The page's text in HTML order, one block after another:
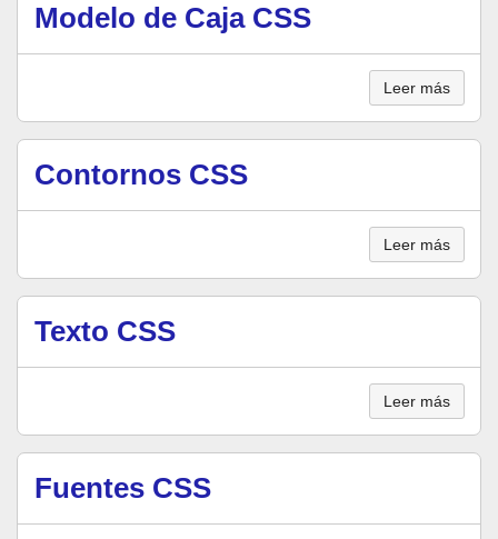
Modelo de Caja CSS
Leer más
Contornos CSS
Leer más
Texto CSS
Leer más
Fuentes CSS